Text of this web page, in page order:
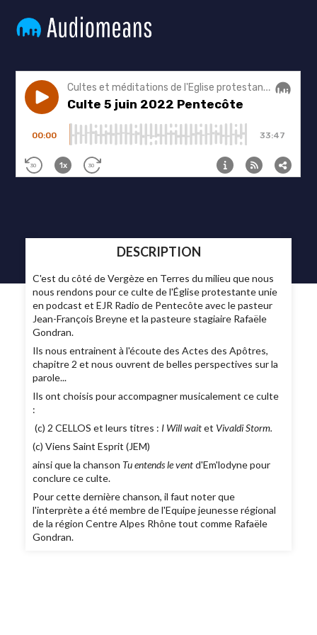
DESCRIPTION
C'est du côté de Vergèze en Terres du milieu que nous
nous rendons pour ce culte de l'Église protestante unie
en podcast et EJR Radio de Pentecôte avec le pasteur
Jean-François Breyne et la pasteure stagiaire Rafaële
Gondran.
Ils nous entrainent à l'écoute des Actes des Apôtres,
chapitre 2 et nous ouvrent de belles perspectives sur la
parole...
Ils ont choisis pour accompagner musicalement ce culte
:
(c) 2 CELLOS et leurs titres : I Will waitet Vivaldi Storm.
(c) Viens Saint Esprit (JEM)
ainsi que la chanson Tu entends le ventd'Em'lodyne pour
conclure ce culte.
Pour cette dernière chanson, il faut noter que
l'interprète a été membre de l'Equipe jeunesse régional
de la région Centre Alpes Rhône tout comme Rafaële
Gondran.